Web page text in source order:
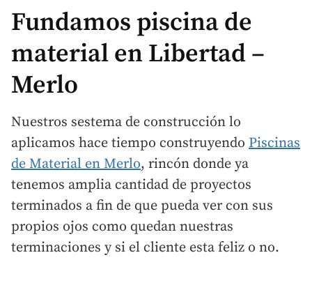
Fundamos piscina de
material en Libertad –
Merlo
Nuestros sestema de construcción lo
aplicamos hace tiempo construyendo Piscinas
de Material en Merlo, rincón donde ya
tenemos amplia cantidad de proyectos
terminados a fin de que pueda ver con sus
propios ojos como quedan nuestras
terminaciones y si el cliente esta feliz o no.